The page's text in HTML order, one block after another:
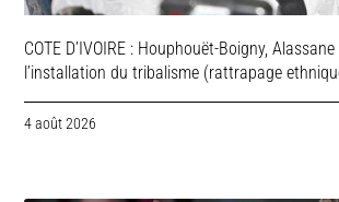
COTE D’IVOIRE : Houphouët-Boigny,
l’installation du tribalisme (rattrapage
4 août 2026